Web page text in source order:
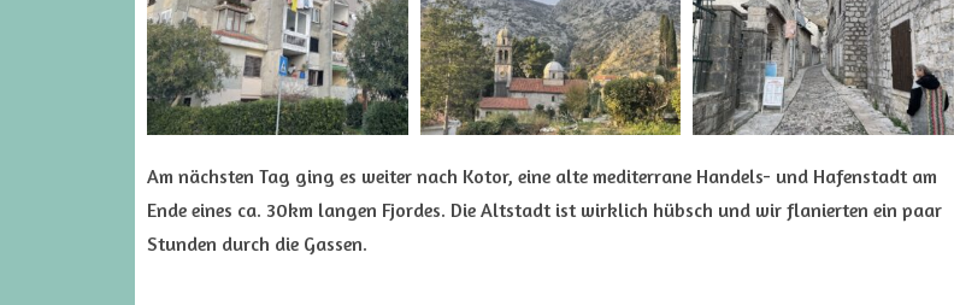
Am nächsten Tag ging es weiter nach Kotor, eine alte mediterrane Handels- und Hafenstadt am
Ende eines ca. 30km langen Fjordes. Die Altstadt ist wirklich hübsch und wir flanierten ein paar
Stunden durch die Gassen.